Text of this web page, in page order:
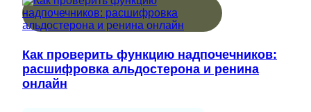
Как проверить функцию надпочечников:
расшифровка альдостерона и ренина
онлайн